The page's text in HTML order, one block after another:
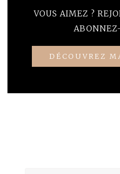
VOUS AIMEZ ?
DÉCOUVREZ